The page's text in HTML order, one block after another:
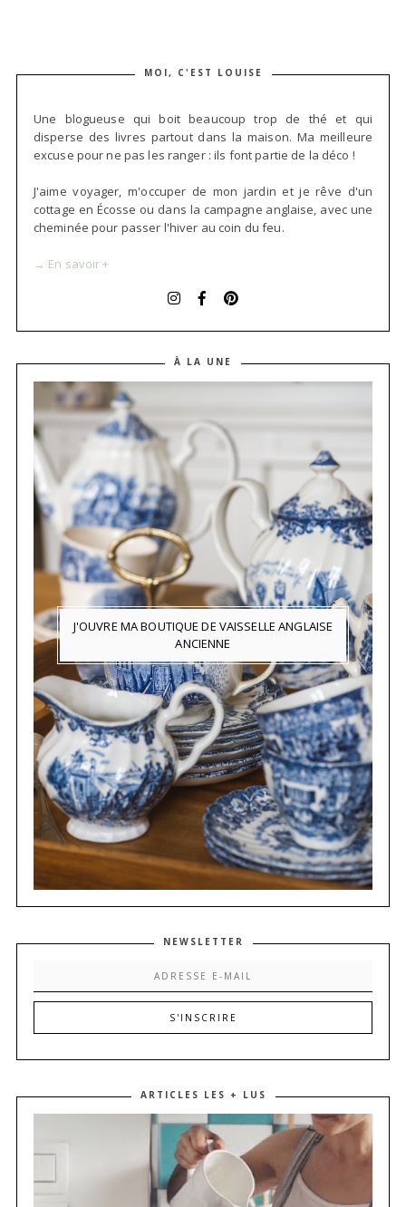
MOI, C'EST LOUISE
Une blogueuse qui boit beaucoup trop de thé et qui
disperse des livres partout dans la maison. Ma meilleure
excuse pour ne pas les ranger : ils font partie de la déco !
J'aime voyager, m'occuper de mon jardin et je rêve d'un
cottage en Écosse ou dans la campagne anglaise, avec une
cheminée pour passer l'hiver au coin du feu.
→ En savoir +
À LA UNE
J'OUVRE MA BOUTIQUE DE VAISSELLE ANGLAISE
ANCIENNE
NEWSLETTER
ARTICLES LES + LUS